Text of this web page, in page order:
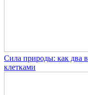
Сила природы: как два
клетками